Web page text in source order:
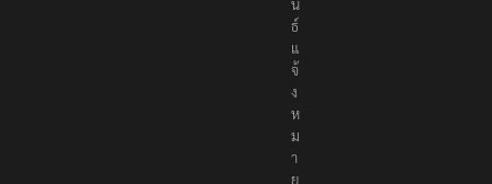
น
ธ์
แ
จ้
ง
ห
ม
า
ย